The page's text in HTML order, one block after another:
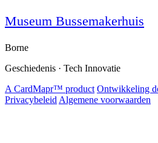
Museum Bussemakerhuis
Borne
Geschiedenis · Tech Innovatie
A CardMapr™ product Ontwikkeling
Privacybeleid Algemene voorwaarden